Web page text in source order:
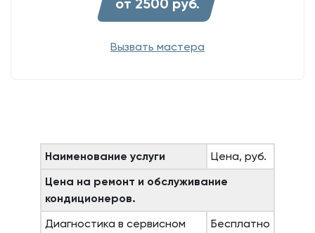
от 2500 руб.
Вызвать мастера
Наименование услуги
Цена, руб.
Цена на ремонт и обслуживание
кондиционеров.
Диагностика в сервисном
Бесплатно